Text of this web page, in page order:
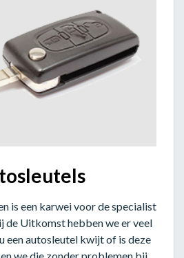
is een karwei voor de specialist
de Uitkomst hebben we er veel
een autosleutel kwijt of is deze
we die zonder problemen bij.